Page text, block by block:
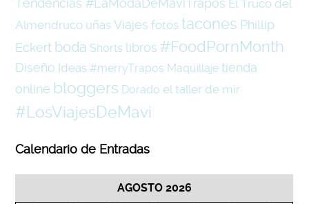
Tendencias #LaModaDeMaviTrapos El Truco del
Almendruco uñas Viajes fotos tacones Phillip
Eckert boda Shorts libros #FoodPornMonth
Diseño Ideas #merryTrapos Maquillaje tienda
online bloggers Dorado el taller de mir
#LosViajesDeMavi
Calendario de Entradas
AGOSTO 2026